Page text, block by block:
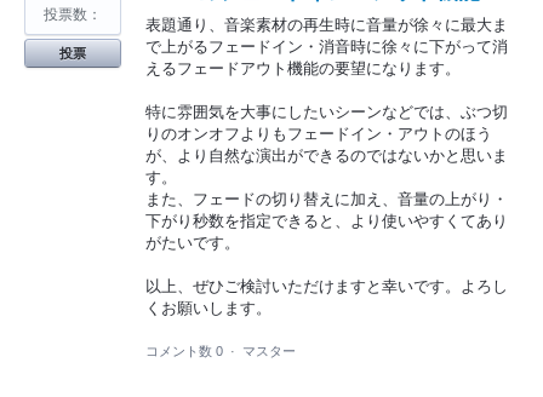
表題通り、音楽素材の再生時に音量が徐々に最大ま
で上がるフェードイン・消音時に徐々に下がって消
えるフェードアウト機能の要望になります。
特に雰囲気を大事にしたいシーンなどでは、ぶつ切
りのオンオフよりもフェードイン・アウトのほう
が、より自然な演出ができるのではないかと思いま
す。
また、フェードの切り替えに加え、音量の上がり・
下がり秒数を指定できると、より使いやすくてあり
がたいです。
以上、ぜひご検討いただけますと幸いです。よろし
くお願いします。
投票数：
投票
コメント数 0 · マスター